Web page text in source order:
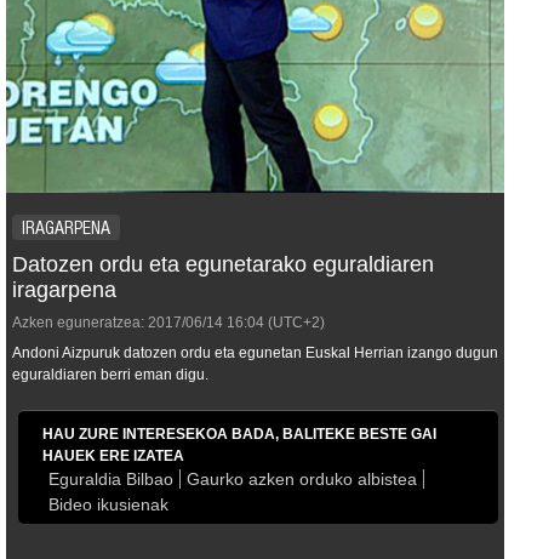
IRAGARPENA
Datozen ordu eta egunetarako eguraldiaren
iragarpena
Azken eguneratzea: 2017/06/14 16:04 (UTC+2)
Andoni Aizpuruk datozen ordu eta egunetan Euskal Herrian izango dugun
eguraldiaren berri eman digu.
HAU ZURE INTERESEKOA BADA, BALITEKE BESTE GAI
HAUEK ERE IZATEA
Eguraldia Bilbao
Gaurko azken orduko albistea
Bideo ikusienak